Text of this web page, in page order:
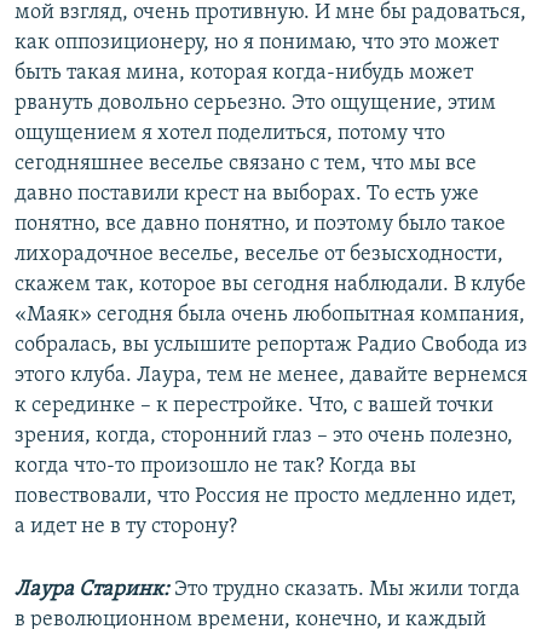
мой взгляд, очень противную. И мне бы радоваться,
как оппозиционеру, но я понимаю, что это может
быть такая мина, которая когда-нибудь может
рвануть довольно серьезно. Это ощущение, этим
ощущением я хотел поделиться, потому что
сегодняшнее веселье связано с тем, что мы все
давно поставили крест на выборах. То есть уже
понятно, все давно понятно, и поэтому было такое
лихорадочное веселье, веселье от безысходности,
скажем так, которое вы сегодня наблюдали. В клубе
«Маяк» сегодня была очень любопытная компания,
собралась, вы услышите репортаж Радио Свобода из
этого клуба. Лаура, тем не менее, давайте вернемся
к серединке – к перестройке. Что, с вашей точки
зрения, когда, сторонний глаз – это очень полезно,
когда что-то произошло не так? Когда вы
повествовали, что Россия не просто медленно идет,
а идет не в ту сторону?
Лаура Старинк: Это трудно сказать. Мы жили тогда
в революционном времени, конечно, и каждый